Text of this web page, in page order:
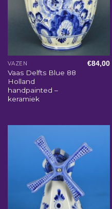
VAZEN
Vaas Delfts Blue 88
Holland
handpainted –
keramiek
€84,00